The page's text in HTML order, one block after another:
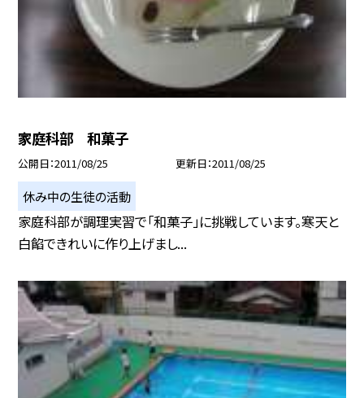
家庭科部 和菓子
公開日 2011/08/25 更新日 2011/08/25
休み中の生徒の活動
家庭科部が調理実習で「和菓子」に挑戦しています。寒天と
白餡できれいに作り上げまし...